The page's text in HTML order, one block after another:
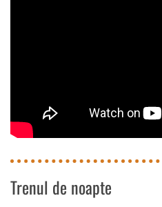
Trenul de noapte